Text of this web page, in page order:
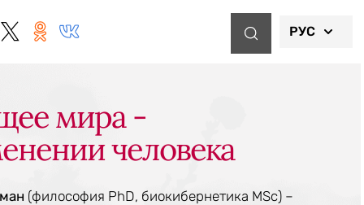
РУС
мира -
человека
(философия PhD, биокибернетика MSc) –